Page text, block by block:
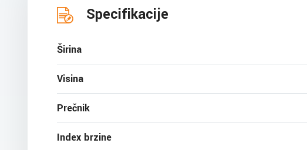
Specifikacije
Širina
Visina
Prečnik
Index brzine